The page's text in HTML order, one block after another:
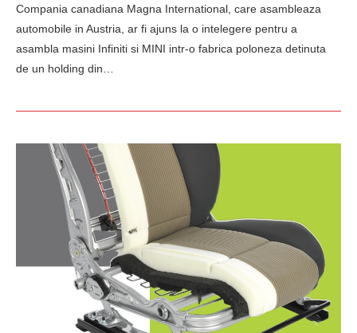
Compania canadiana Magna International, care asambleaza
automobile in Austria, ar fi ajuns la o intelegere pentru a
asambla masini Infiniti si MINI intr-o fabrica poloneza detinuta
de un holding din…